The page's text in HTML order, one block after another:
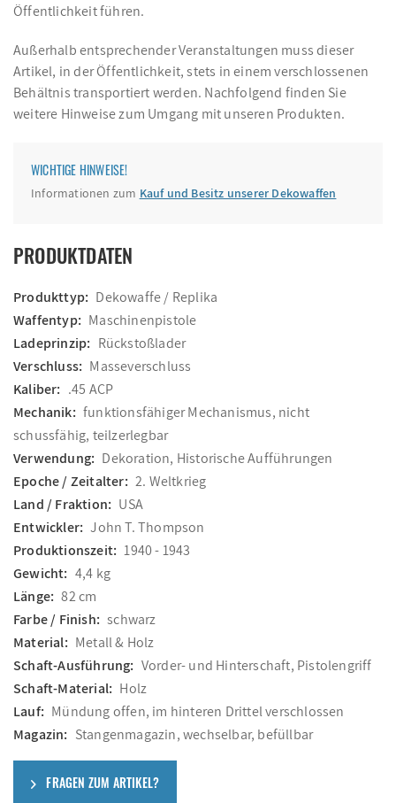
Öffentlichkeit führen.
Außerhalb entsprechender Veranstaltungen muss dieser
Artikel, in der Öffentlichkeit, stets in einem verschlossenen
Behältnis transportiert werden. Nachfolgend finden Sie
weitere Hinweise zum Umgang mit unseren Produkten.
WICHTIGE HINWEISE!
Informationen zum Kauf und Besitz unserer Dekowaffen
PRODUKTDATEN
Produkttyp: Dekowaffe / Replika
Waffentyp: Maschinenpistole
Ladeprinzip: Rückstoßlader
Verschluss: Masseverschluss
Kaliber: .45 ACP
Mechanik: funktionsfähiger Mechanismus, nicht
schussfähig, teilzerlegbar
Verwendung: Dekoration, Historische Aufführungen
Epoche / Zeitalter: 2. Weltkrieg
Land / Fraktion: USA
Entwickler: John T. Thompson
Produktionszeit: 1940 - 1943
Gewicht: 4,4 kg
Länge: 82 cm
Farbe / Finish: schwarz
Material: Metall & Holz
Schaft-Ausführung: Vorder- und Hinterschaft, Pistolengriff
Schaft-Material: Holz
Lauf: Mündung offen, im hinteren Drittel verschlossen
Magazin: Stangenmagazin, wechselbar, befüllbar
FRAGEN ZUM ARTIKEL?